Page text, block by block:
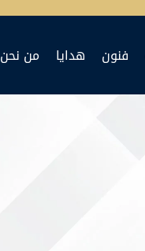
فنون هدايا من نحن